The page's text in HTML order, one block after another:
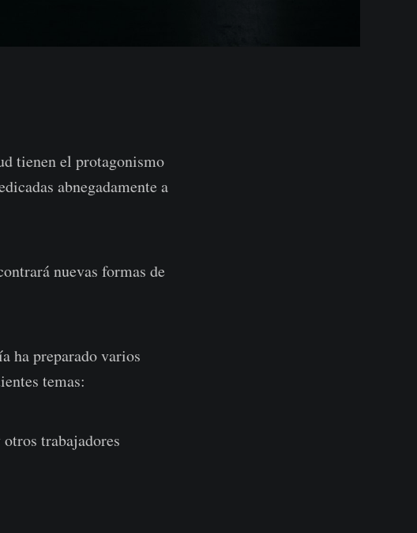
tienen el protagonismo
abnegadamente a
nuevas formas de
ha preparado varios
temas:
trabajadores